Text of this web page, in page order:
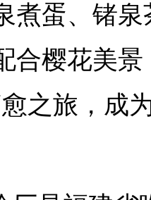
煮蛋、锗
合樱花美
之旅，成